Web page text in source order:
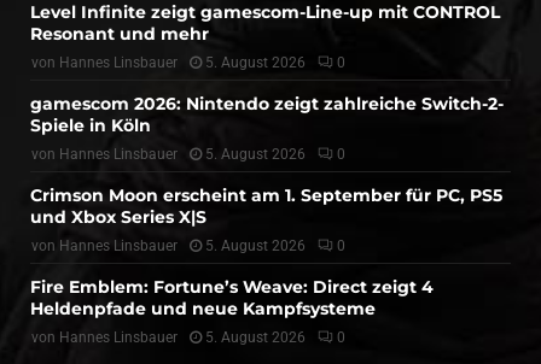
Level Infinite zeigt gamescom-Line-up mit CONTROL
Resonant und mehr
von Hannes Linsbauer 5. August 2026 0
gamescom 2026: Nintendo zeigt zahlreiche Switch-2-
Spiele in Köln
von Hannes Linsbauer 5. August 2026 0
Crimson Moon erscheint am 1. September für PC, PS5
und Xbox Series X|S
von Hannes Linsbauer 5. August 2026 0
Fire Emblem: Fortune’s Weave: Direct zeigt 4
Heldenpfade und neue Kampfsysteme
von Hannes Linsbauer 5. August 2026 0